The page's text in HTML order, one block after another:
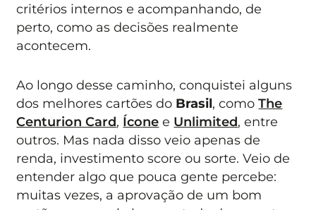
critérios internos e acompanhando, de
perto, como as decisões realmente
acontecem.
Ao longo desse caminho, conquistei alguns
dos melhores cartões do Brasil, comoThe
Centurion Card, Ícone e Unlimited, entre
outros. Mas nada disso veio apenas de
renda, investimento score ou sorte. Veio de
entender algo que pouca gente percebe:
muitas vezes, a aprovação de um bom